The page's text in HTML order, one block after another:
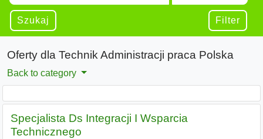
Type 1 or more characters for results.
Szukaj Filter
Oferty dla Technik Administracji praca Polska
Back to category
Specjalista Ds Integracji I Wsparcia
Technicznego